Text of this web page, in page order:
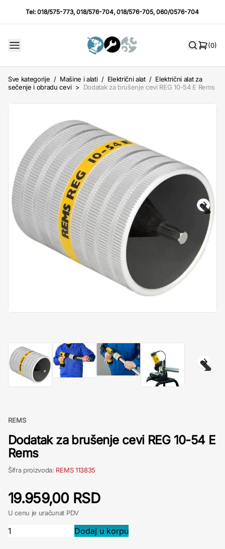
Tel:018/575-773,018/576-704,018/576-705,060/0576-704
(0)
Sve kategorije / Mašine i alati / Električni alat / Električni alat za
sečenje i obradu cevi > Dodatak za brušenje cevi REG 10-54 E Rems
REMS
Dodatak za brušenje cevi REG 10-54 E
Rems
Šifra proizvoda: REMS 113835
19.959,00 RSD
U cenu je uračunat PDV